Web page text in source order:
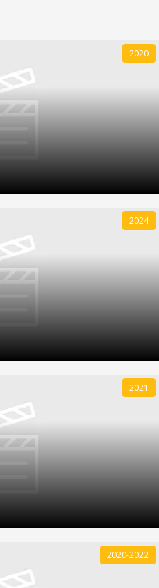
2020
2024
2021
2020-2022